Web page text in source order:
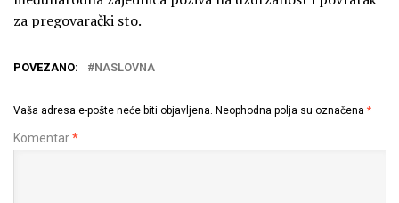
za pregovarački sto.
POVEZANO: NASLOVNA
Vaša adresa e-pošte neće biti objavljena. Neophodna polja su označena *
Komentar*